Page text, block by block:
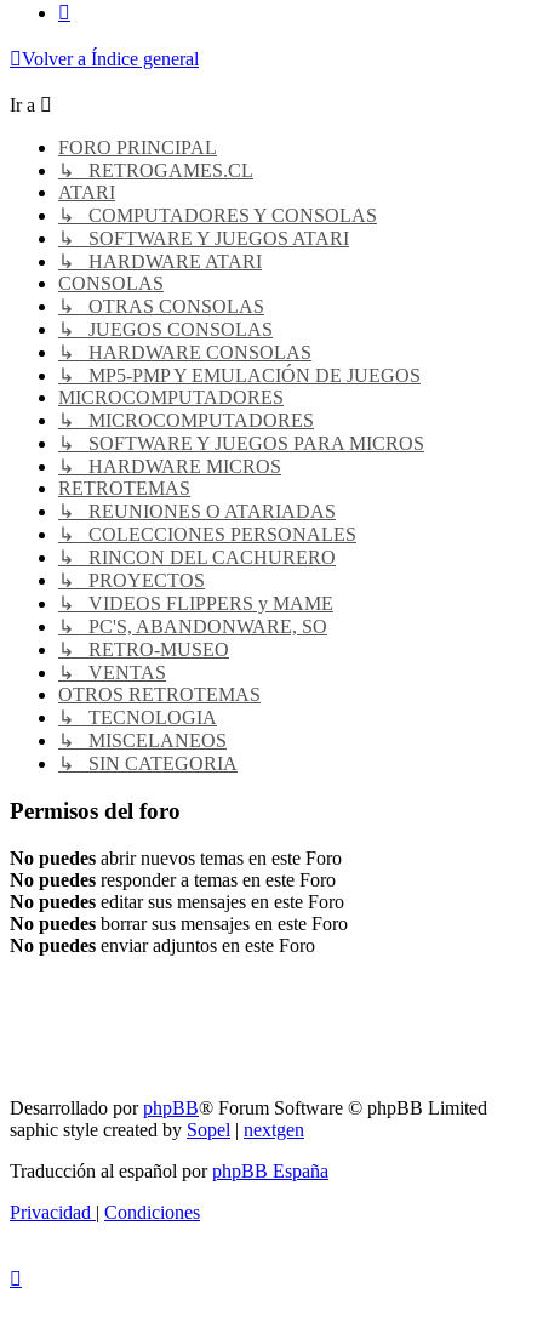
Volver a Índice general
Ir a
FORO PRINCIPAL
↳ RETROGAMES.CL
ATARI
↳ COMPUTADORES Y CONSOLAS
↳ SOFTWARE Y JUEGOS ATARI
↳ HARDWARE ATARI
CONSOLAS
↳ OTRAS CONSOLAS
↳ JUEGOS CONSOLAS
↳ HARDWARE CONSOLAS
↳ MP5-PMP Y EMULACIÓN DE JUEGOS
MICROCOMPUTADORES
↳ MICROCOMPUTADORES
↳ SOFTWARE Y JUEGOS PARA MICROS
↳ HARDWARE MICROS
RETROTEMAS
↳ REUNIONES O ATARIADAS
↳ COLECCIONES PERSONALES
↳ RINCON DEL CACHURERO
↳ PROYECTOS
↳ VIDEOS FLIPPERS y MAME
↳ PC'S, ABANDONWARE, SO
↳ RETRO-MUSEO
↳ VENTAS
OTROS RETROTEMAS
↳ TECNOLOGIA
↳ MISCELANEOS
↳ SIN CATEGORIA
Permisos del foro
No puedes abrir nuevos temas en este Foro
No puedes responder a temas en este Foro
No puedes editar sus mensajes en este Foro
No puedes borrar sus mensajes en este Foro
No puedes enviar adjuntos en este Foro
Desarrollado porphpBB® Forum Software © phpBB Limited
saphic style created by Sopel | nextgen
Traducción al español porphpBB España
Privacidad | Condiciones